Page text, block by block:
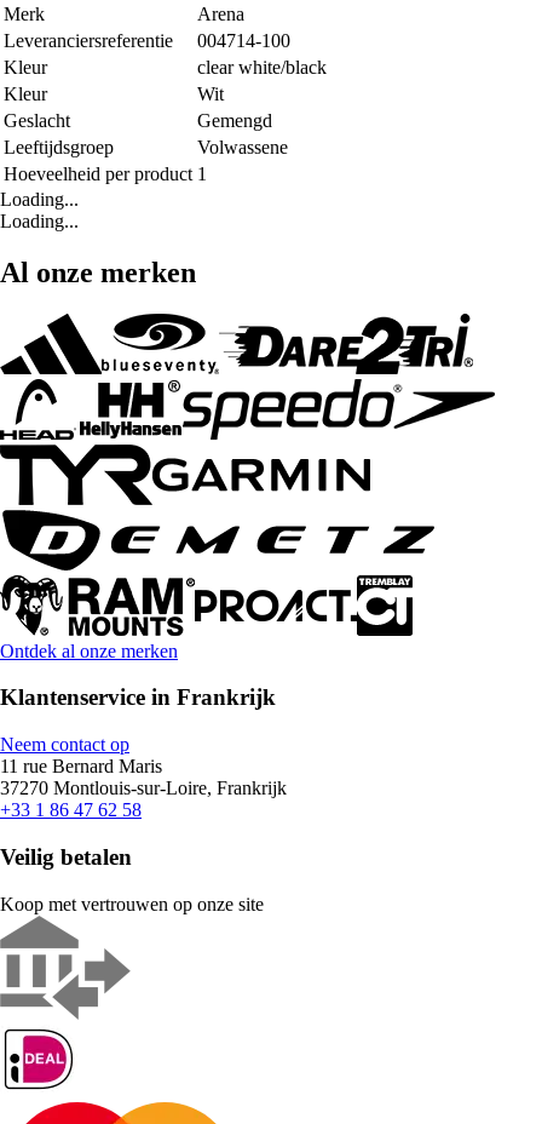
Merk
Arena
Leveranciersreferentie
004714-100
Kleur
clear white/black
Kleur
Wit
Geslacht
Gemengd
Leeftijdsgroep
Volwassene
Hoeveelheid per product 1
Loading...
Loading...
Al onze merken
Ontdek al onze merken
Klantenservice in Frankrijk
Neem contact op
11 rue Bernard Maris
37270 Montlouis-sur-Loire, Frankrijk
+33 1 86 47 62 58
Veilig betalen
Koop met vertrouwen op onze site